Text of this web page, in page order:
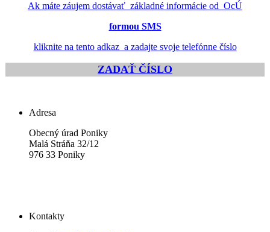
Ak máte záujem dostávať základné informácie od OcÚ
formou SMS
kliknite na tento adkaz a zadajte svoje telefónne číslo
ZADAŤ ČÍSLO
Adresa
Obecný úrad Poniky
Malá Stráňa 32/12
976 33 Poniky
Kontakty